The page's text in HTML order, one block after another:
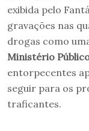
exibida pelo
gravações nas
drogas como
Ministério
entorpecentes
seguir para os
traficantes.